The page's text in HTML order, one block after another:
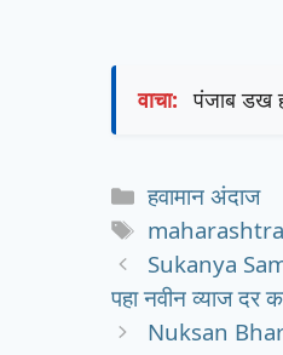
वाचा: पंजाब डख
Categories
हवामान अंदाज
Tags
Sukanya
पहा नवीन व्याज दर
Nuksan